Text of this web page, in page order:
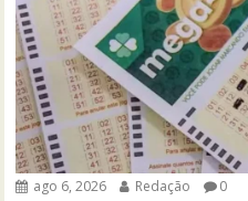
ago 6, 2026 Redação 0